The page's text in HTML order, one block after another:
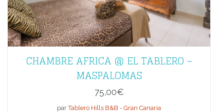
CHAMBRE AFRICA @ EL TABLERO –
MASPALOMAS
75,00€
parTablero Hills B&B - Gran Canaria